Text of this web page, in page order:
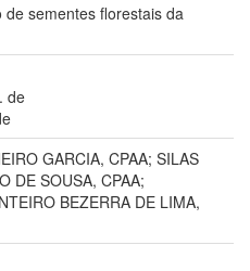
sementes florestais da
de
GARCIA, CPAA; SILAS
DE SOUSA, CPAA;
BEZERRA DE LIMA,